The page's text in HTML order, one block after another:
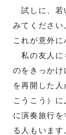
試しに、若
みてください
これが意外に
私の友人に
のをきっかけ
を再開した
こうこう）
に演奏旅行
る人もいます